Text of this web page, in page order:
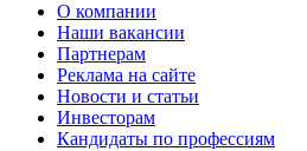
О компании
Наши вакансии
Партнерам
Реклама на сайте
Новости и статьи
Инвесторам
Кандидаты по профессиям